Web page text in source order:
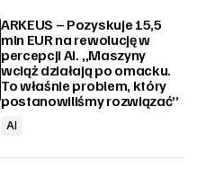
ARKEUS – Pozyskuje 15,5
mln EUR na rewolucję w
percepcji AI. „Maszyny
wciąż działają po omacku.
To właśnie problem, który
postanowiliśmy rozwiązać”
AI